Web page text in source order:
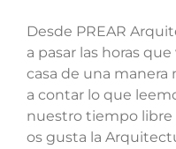
Desde PREAR
a pasar las horas
casa de una manera
a contar lo que
nuestro tiempo libre
os gusta la